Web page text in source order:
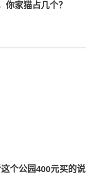
你家猫占几个？
个公园400元买的说